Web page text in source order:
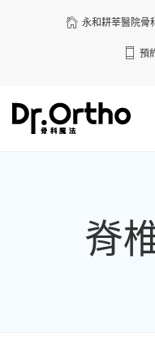
永和耕莘醫院骨
預
脊